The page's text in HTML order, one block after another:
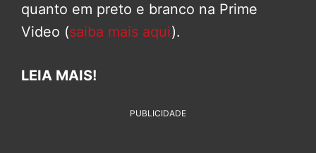
quanto em preto e branco na Prime
Video (saiba mais aqui).
LEIA MAIS!
PUBLICIDADE